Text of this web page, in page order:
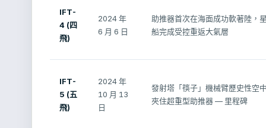
IFT-
4 (四
飛)
2024 年
6 月 6 日
助推器首次在海面成功軟著陸，
船完成受控重返大氣層
IFT-
5 (五
飛)
2024 年
10 月 13
日
發射塔「筷子」機械臂歷史性空
夾住超重型助推器 — 里程碑